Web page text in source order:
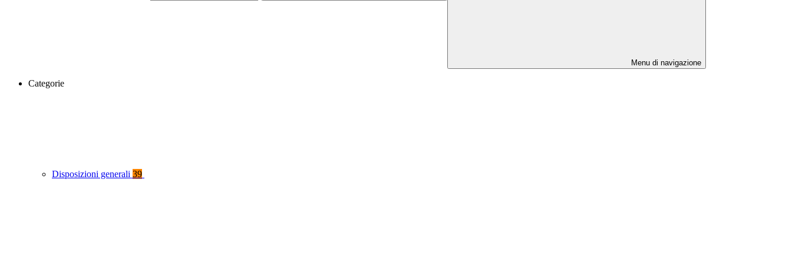
Menu di navigazione
Categorie
Disposizioni generali 39